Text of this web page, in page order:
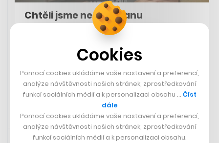
Chtěli jsme nechat panu
prezidentovi trochu prostoru. Za
měsíc sláva nemusí znamenat nic,
FILIP HOUSKA
12. 10. 2023 19:43 Rychlá zpráva
Cookies
Pomocí cookies ukládáme vaše nastavení a preferencí,
analýze návštěvnosti našich stránek, zprostředkování
funkcí sociálních médií a k personalizaci obsahu … Číst
dále
Pomocí cookies ukládáme vaše nastavení a preferencí,
analýze návštěvnosti našich stránek, zprostředkování
funkcí sociálních médií a k personalizaci obsahu.